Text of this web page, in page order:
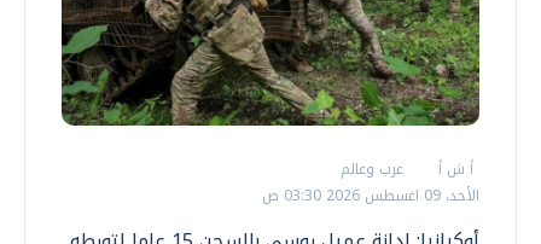
أ ش أ
عرب وعالم
الأحد، 09 اغسطس 2026 03:30 ص